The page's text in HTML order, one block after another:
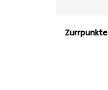
Zurrpunkte